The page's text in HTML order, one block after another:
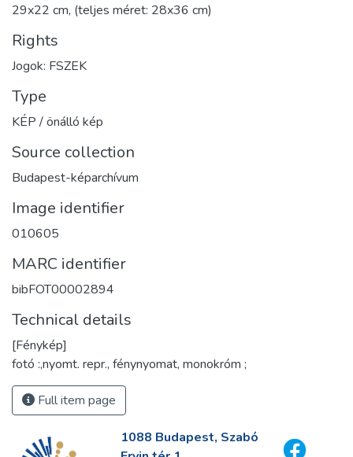
29x22 cm, (teljes méret: 28x36 cm)
Rights
Jogok: FSZEK
Type
KÉP / önálló kép
Source collection
Budapest-képarchívum
Image identifier
010605
MARC identifier
bibFOT00002894
Technical details
[Fénykép]
fotó :,nyomt. repr., fénynyomat, monokróm ;
Full item page
1088 Budapest, Szabó